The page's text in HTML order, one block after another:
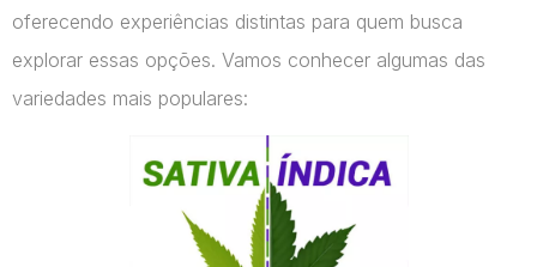
oferecendo experiências distintas para quem busca
explorar essas opções. Vamos conhecer algumas das
variedades mais populares: